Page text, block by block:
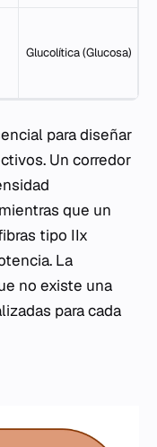
Glucolítica (Glucosa)
para diseñar
Un corredor
que un
tipo IIx
La
no existe una
para cada